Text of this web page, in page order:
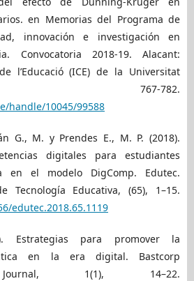
en Memorias del Programa de
innovación e investigación en
Convocatoria 2018-19. Alacant:
l’Educació (ICE) de la Universitat
767-782.
handle/10045/99588
G., M. y Prendes E., M. P. (2018).
digitales para estudiantes
en el modelo DigComp. Edutec.
Tecnología Educativa, (65), 1–15.
edutec.2018.65.1119
Estrategias para promover la
en la era digital. Bastcorp
Journal, 1(1), 14–22.